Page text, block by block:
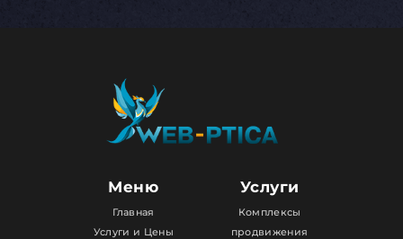
Меню
Главная
Услуги и Цены
Услуги
Комплексы
продвижения